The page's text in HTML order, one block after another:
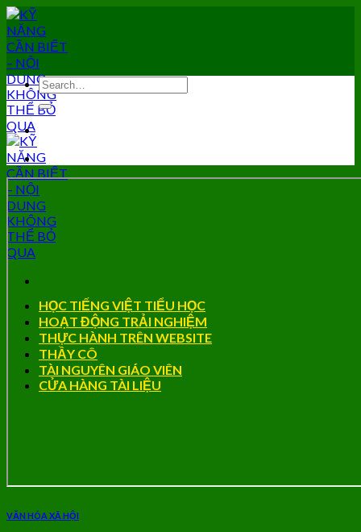
Skip
to
content
HỌC TIẾNG VIỆT TIỂU HỌC
HOẠT ĐỘNG TRẢI NGHIỆM
THỰC HÀNH TRÊN WEBSITE
THẦY CÔ
TÀI NGUYÊN GIÁO VIÊN
CỬA HÀNG TÀI LIỆU
VĂN HÓA XÃ HỘI